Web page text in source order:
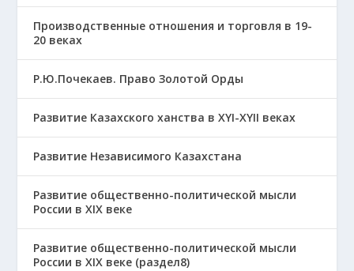
Производственные отношения и торговля в 19-
20 веках
Р.Ю.Почекаев. Право Золотой Орды
Развитие Казахского ханства в ХҮІ-ХҮІІ веках
Развитие Независимого Казахстана
Развитие общественно-политической мысли
России в XIX веке
Развитие общественно-политической мысли
России в XIX веке (раздел8)